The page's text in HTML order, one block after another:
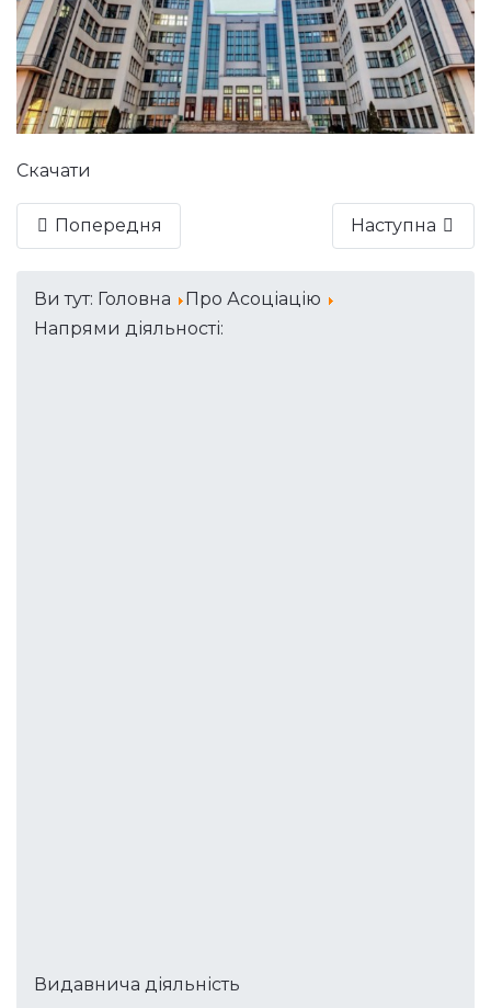
Скачати
Попередня Наступна
Ви тут: Головна
Про Асоціацію
Напрями діяльності:
Видавнича діяльність